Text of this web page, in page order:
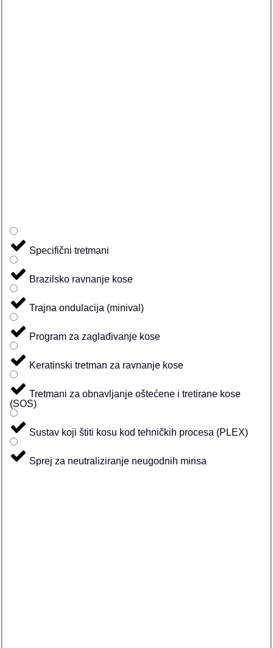
Specifični tretmani
Brazilsko ravnanje kose
Trajna ondulacija (minival)
Program za zaglađivanje kose
Keratinski tretman za ravnanje kose
Tretmani za obnavljanje oštećene i tretirane kose
(SOS)
Sustav koji štiti kosu kod tehničkih procesa (PLEX)
Sprej za neutraliziranje neugodnih mirisa